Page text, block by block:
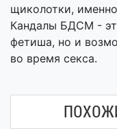
щиколотки,
Кандалы БДСМ -
фетиша, но и
во время секса.